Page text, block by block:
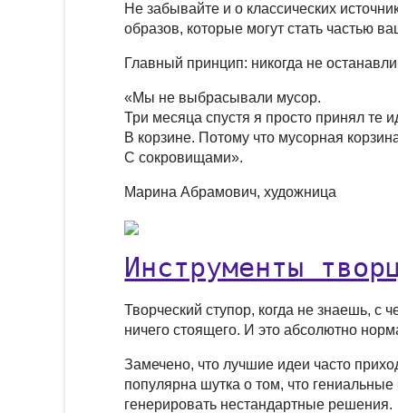
Не забывайте и о классических
образов, которые могут стать частью
Главный принцип: никогда не
«Мы не выбрасывали мусор.
Три месяца спустя я просто принял те
В корзине. Потому что мусорная
С сокровищами».
Марина Абрамович, художница
Инструменты
Творческий ступор, когда не знаешь, с
ничего стоящего. И это абсолютно
Замечено, что лучшие идеи часто
популярна шутка о том, что
генерировать нестандартные решения.